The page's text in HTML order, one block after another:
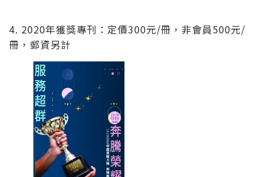
4. 2020年獲獎專刊：定價300元/冊，非會員500元/
冊，郵資另計